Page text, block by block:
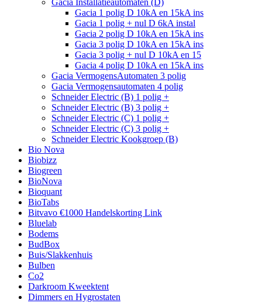
Gacia Installatieautomaten (D)
Gacia 1 polig D 10kA en 15kA ins
Gacia 1 polig + nul D 6kA instal
Gacia 2 polig D 10kA en 15kA ins
Gacia 3 polig D 10kA en 15kA ins
Gacia 3 polig + nul D 10kA en 15
Gacia 4 polig D 10kA en 15kA ins
Gacia VermogensAutomaten 3 polig
Gacia Vermogensautomaten 4 polig
Schneider Electric (B) 1 polig +
Schneider Electric (B) 3 polig +
Schneider Electric (C) 1 polig +
Schneider Electric (C) 3 polig +
Schneider Electric Kookgroep (B)
Bio Nova
Biobizz
Biogreen
BioNova
Bioquant
BioTabs
Bitvavo €1000 Handelskorting Link
Bluelab
Bodems
BudBox
Buis/Slakkenhuis
Bulben
Co2
Darkroom Kweektent
Dimmers en Hygrostaten